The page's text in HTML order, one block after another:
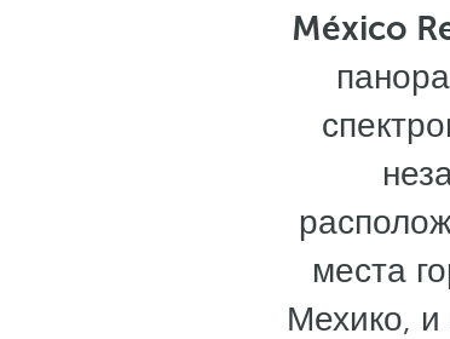
México
места
Мехико, и